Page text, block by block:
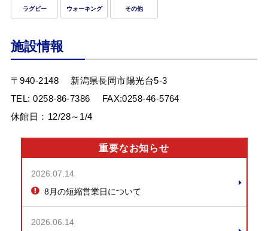
文字サイズ 標準 中
ラグビー ウォーキング その他
施設情報
〒940-2148
新潟県長岡市陽光台5-3
TEL:0258-86-7386
FAX:0258-46-5764
休館日：12/28～1/4
重要なお知らせ
2026.07.14
8月の短縮営業日について
2026.06.14